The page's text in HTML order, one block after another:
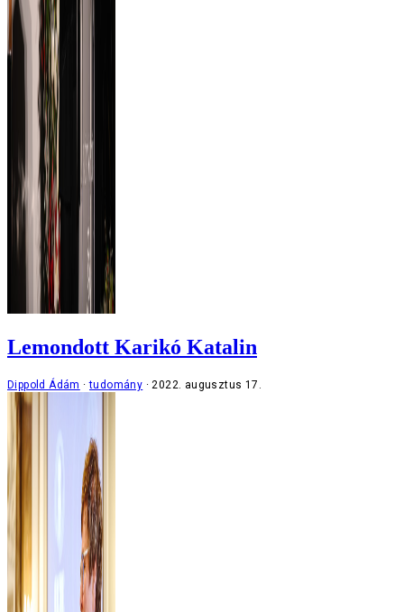
Lemondott Karikó Katalin
Dippold Ádám tudomány 2022. augusztus 17.